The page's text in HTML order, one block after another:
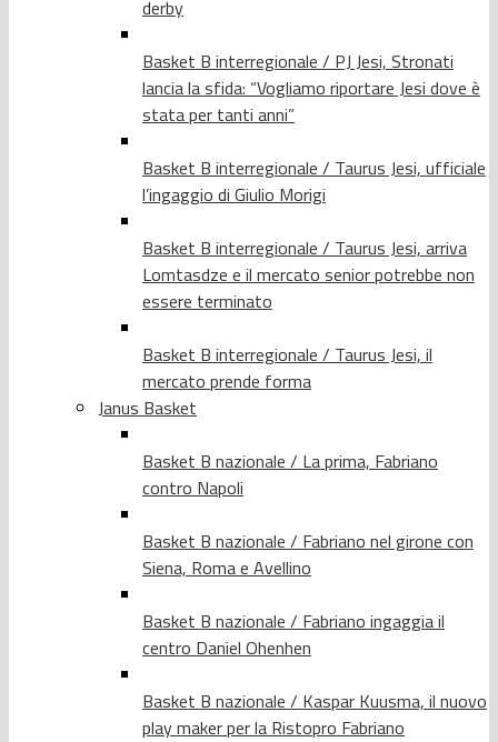
derby
Basket B interregionale / PJ Jesi, Stronati
lancia la sfida: “Vogliamo riportare Jesi dove è
stata per tanti anni”
Basket B interregionale / Taurus Jesi, ufficiale
l’ingaggio di Giulio Morigi
Basket B interregionale / Taurus Jesi, arriva
Lomtasdze e il mercato senior potrebbe non
essere terminato
Basket B interregionale / Taurus Jesi, il
mercato prende forma
Janus Basket
Basket B nazionale / La prima, Fabriano
contro Napoli
Basket B nazionale / Fabriano nel girone con
Siena, Roma e Avellino
Basket B nazionale / Fabriano ingaggia il
centro Daniel Ohenhen
Basket B nazionale / Kaspar Kuusma, il nuovo
play maker per la Ristopro Fabriano